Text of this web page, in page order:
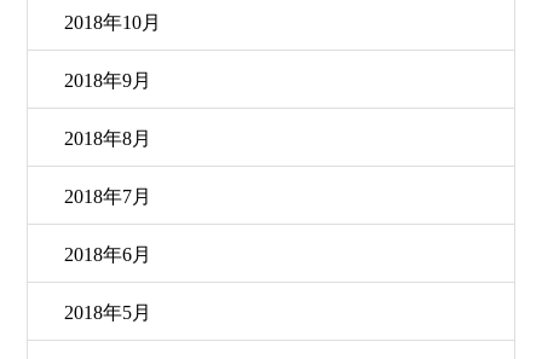
2018年10月
2018年9月
2018年8月
2018年7月
2018年6月
2018年5月